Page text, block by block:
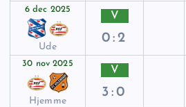
6 dec 2025
Ude
V
0:2
30 nov 2025
Hjemme
V
3:0